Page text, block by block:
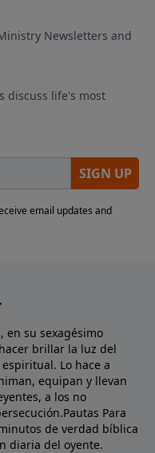
su sexagésimo
brillar la luz del
Lo hace a
equipan y llevan
a los no
Para
de verdad bíblica
diaria del oyente.